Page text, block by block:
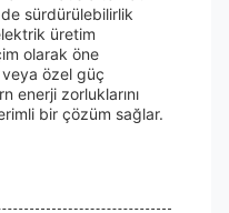
sürdürülebilirlik
üretim
olarak öne
veya özel güç
enerji zorluklarını
bir çözüm sağlar.